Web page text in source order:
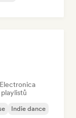
Electronica
Indie dance